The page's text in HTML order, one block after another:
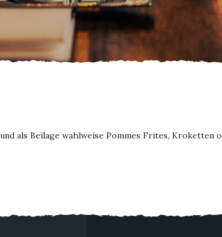
als Beilage wahlweise Pommes Frites, Kroketten